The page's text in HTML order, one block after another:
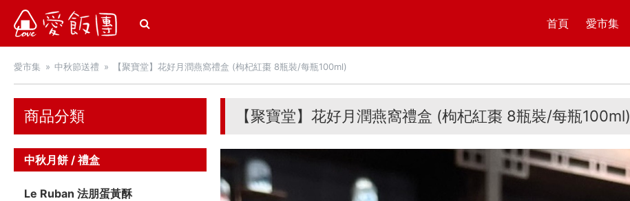
愛飯團 首頁 愛市集
愛市集 中秋節送禮 【聚寶堂】花好月潤燕窩禮盒 (枸杞紅棗 8瓶裝/每瓶100ml)
【聚寶堂】花好月潤燕窩禮盒 (枸杞紅棗 8瓶裝/每瓶100ml)
商品分類
中秋月餅 / 禮盒
Le Ruban 法朋蛋黃酥